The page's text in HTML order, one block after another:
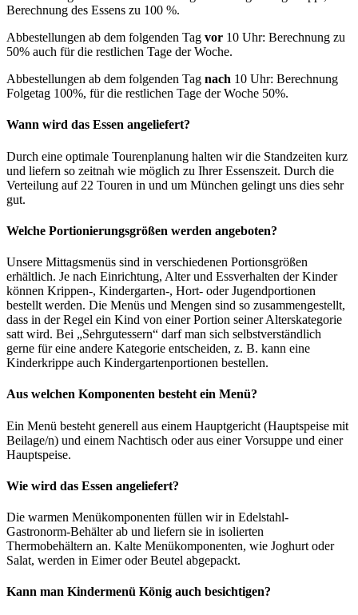
Berechnung des Essens zu 100 %.
Abbestellungen ab dem folgenden Tag vor 10 Uhr: Berechnung zu
50% auch für die restlichen Tage der Woche.
Abbestellungen ab dem folgenden Tag nach 10 Uhr: Berechnung
Folgetag 100%, für die restlichen Tage der Woche 50%.
Wann wird das Essen angeliefert?
Durch eine optimale Tourenplanung halten wir die Standzeiten kurz
und liefern so zeitnah wie möglich zu Ihrer Essenszeit. Durch die
Verteilung auf 22 Touren in und um München gelingt uns dies sehr
gut.
Welche Portionierungsgrößen werden angeboten?
Unsere Mittagsmenüs sind in verschiedenen Portionsgrößen
erhältlich. Je nach Einrichtung, Alter und Essverhalten der Kinder
können Krippen-, Kindergarten-, Hort- oder Jugendportionen
bestellt werden. Die Menüs und Mengen sind so zusammengestellt,
dass in der Regel ein Kind von einer Portion seiner Alterskategorie
satt wird. Bei „Sehrgutessern“ darf man sich selbstverständlich
gerne für eine andere Kategorie entscheiden, z. B. kann eine
Kinderkrippe auch Kindergartenportionen bestellen.
Aus welchen Komponenten besteht ein Menü?
Ein Menü besteht generell aus einem Hauptgericht (Hauptspeise mit
Beilage/n) und einem Nachtisch oder aus einer Vorsuppe und einer
Hauptspeise.
Wie wird das Essen angeliefert?
Die warmen Menükomponenten füllen wir in Edelstahl-
Gastronorm-Behälter ab und liefern sie in isolierten
Thermobehältern an. Kalte Menükomponenten, wie Joghurt oder
Salat, werden in Eimer oder Beutel abgepackt.
Kann man Kindermenü König auch besichtigen?